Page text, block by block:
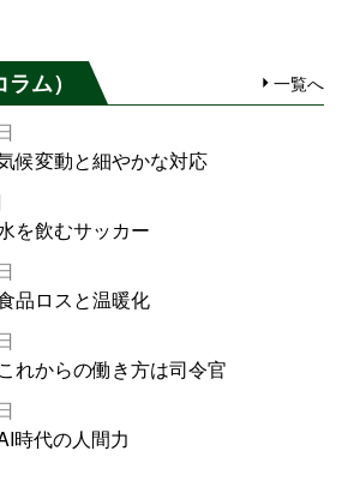
ム） 一覧へ
候変動と細やかな対応
を飲むサッカー
品ロスと温暖化
れからの働き方は司令官
時代の人間力